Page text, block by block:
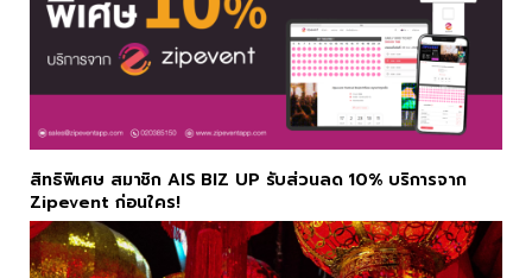
สิทธิพิเศษ สมาชิก AIS BIZ UP รับส่วนลด 10% บริการจาก
Zipevent ก่อนใคร!